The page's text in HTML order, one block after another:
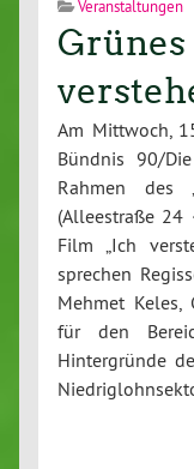
Veranstaltungen
Grünes
Am Mittwoch,
Bündnis 90/
Rahmen des
(Alleestraße 24
Film „Ich
sprechen
Mehmet Keles,
für den
Hintergründe